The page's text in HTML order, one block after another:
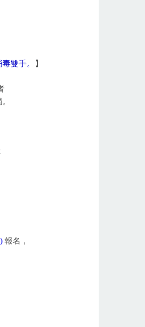
雙手。 】
報名，